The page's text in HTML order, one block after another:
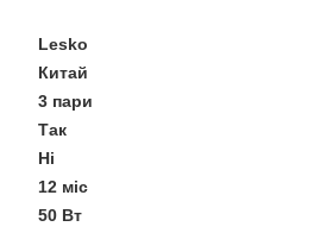
Lesko
Китай
3 пари
Так
Ні
12 міс
50 Вт